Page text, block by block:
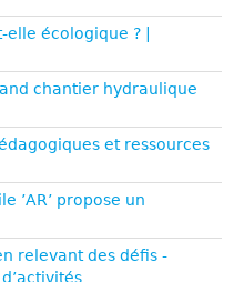
elle écologique ? |
chantier hydraulique
et ressources
’AR’ propose un
relevant des défis -